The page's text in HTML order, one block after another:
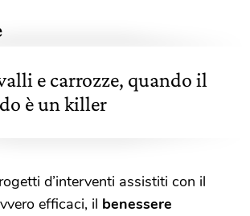
e carrozze, quando il
è un killer
d’interventi assistiti con il
efficaci, il benessere